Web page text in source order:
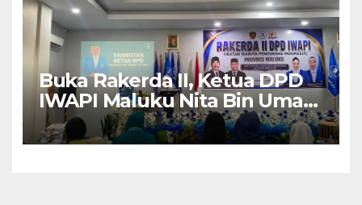
Buka Rakerda II, Ketua DPD
IWAPI Maluku Nita Bin Umar:
Perempuan Pengusaha Pilar
Penggerak UMKM